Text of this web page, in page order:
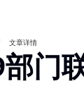
文章详情
门